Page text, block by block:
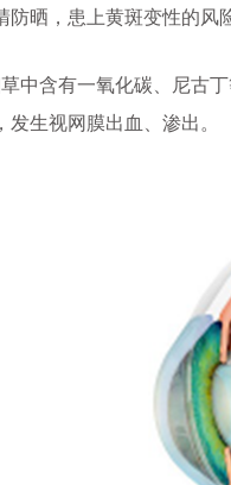
防晒，患上黄斑变性的风
含有一氧化碳、尼古丁
生视网膜出血、渗出。